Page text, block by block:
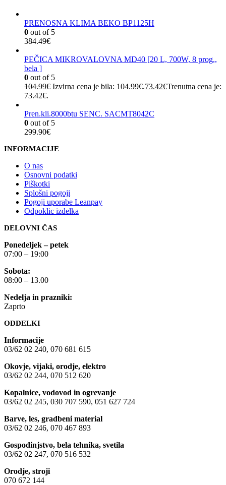
PRENOSNA KLIMA BEKO BP1125H
0 out of 5
384.49€
PEČICA MIKROVALOVNA MD40 [20 L, 700W, 8 prog.,
bela ]
0 out of 5
104.99€ Izvirna cena je bila: 104.99€.73.42€Trenutna cena je:
73.42€.
Pren.kli.8000btu SENC. SACMT8042C
0 out of 5
299.90€
INFORMACIJE
O nas
Osnovni podatki
Piškotki
Splošni pogoji
Pogoji uporabe Leanpay
Odpoklic izdelka
DELOVNI ČAS
Ponedeljek – petek
07:00 – 19:00
Sobota:
08:00 – 13.00
Nedelja in prazniki:
Zaprto
ODDELKI
Informacije
03/62 02 240, 070 681 615
Okovje, vijaki, orodje, elektro
03/62 02 244, 070 512 620
Kopalnice, vodovod in ogrevanje
03/62 02 245, 030 707 590, 051 627 724
Barve, les, gradbeni material
03/62 02 246, 070 467 893
Gospodinjstvo, bela tehnika, svetila
03/62 02 247, 070 516 532
Orodje, stroji
070 672 144